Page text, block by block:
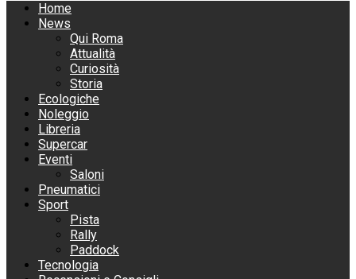
Home
News
Qui Roma
Attualità
Curiosità
Storia
Ecologiche
Noleggio
Libreria
Supercar
Eventi
Saloni
Pneumatici
Sport
Pista
Rally
Paddock
Tecnologia